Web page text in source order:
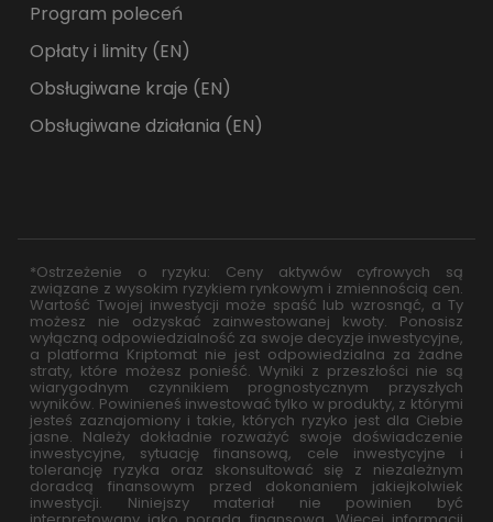
Program poleceń
Opłaty i limity (EN)
Obsługiwane kraje (EN)
Obsługiwane działania (EN)
*Ostrzeżenie o ryzyku: Ceny aktywów cyfrowych są
związane z wysokim ryzykiem rynkowym i zmiennością cen.
Wartość Twojej inwestycji może spaść lub wzrosnąć, a Ty
możesz nie odzyskać zainwestowanej kwoty. Ponosisz
wyłączną odpowiedzialność za swoje decyzje inwestycyjne,
a platforma Kriptomat nie jest odpowiedzialna za żadne
straty, które możesz ponieść. Wyniki z przeszłości nie są
wiarygodnym czynnikiem prognostycznym przyszłych
wyników. Powinieneś inwestować tylko w produkty, z którymi
jesteś zaznajomiony i takie, których ryzyko jest dla Ciebie
jasne. Należy dokładnie rozważyć swoje doświadczenie
inwestycyjne, sytuację finansową, cele inwestycyjne i
tolerancję ryzyka oraz skonsultować się z niezależnym
doradcą finansowym przed dokonaniem jakiejkolwiek
inwestycji. Niniejszy materiał nie powinien być